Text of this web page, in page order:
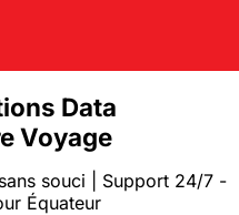
Data
Voyage
souci | Support 24/7 -
Équateur